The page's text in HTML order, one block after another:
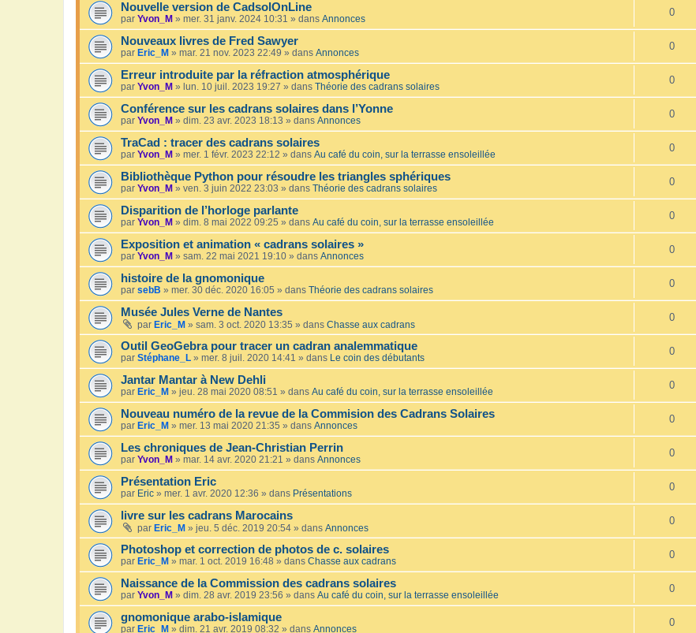
Nouvelle version de CadsolOnLine
par Yvon_M » mer. 31 janv. 2024 10:31 » dans Annonces
0
Nouveaux livres de Fred Sawyer
par Eric_M » mar. 21 nov. 2023 22:49 » dans Annonces
0
Erreur introduite par la réfraction atmosphérique
par Yvon_M » lun. 10 juil. 2023 19:27 » dans Théorie des cadrans solaires
0
Conférence sur les cadrans solaires dans l’Yonne
par Yvon_M » dim. 23 avr. 2023 18:13 » dans Annonces
0
TraCad : tracer des cadrans solaires
par Yvon_M » mer. 1 févr. 2023 22:12 » dans Au café du coin, sur la terrasse ensoleillée
0
Bibliothèque Python pour résoudre les triangles sphériques
par Yvon_M » ven. 3 juin 2022 23:03 » dans Théorie des cadrans solaires
0
Disparition de l’horloge parlante
par Yvon_M » dim. 8 mai 2022 09:25 » dans Au café du coin, sur la terrasse ensoleillée
0
Exposition et animation « cadrans solaires »
par Yvon_M » sam. 22 mai 2021 19:10 » dans Annonces
0
histoire de la gnomonique
par sebB » mer. 30 déc. 2020 16:05 » dans Théorie des cadrans solaires
0
Musée Jules Verne de Nantes
par Eric_M » sam. 3 oct. 2020 13:35 » dans Chasse aux cadrans
0
Outil GeoGebra pour tracer un cadran analemmatique
par Stéphane_L » mer. 8 juil. 2020 14:41 » dans Le coin des débutants
0
Jantar Mantar à New Dehli
par Eric_M » jeu. 28 mai 2020 08:51 » dans Au café du coin, sur la terrasse ensoleillée
0
Nouveau numéro de la revue de la Commision des Cadrans Solaires
par Eric_M » mer. 13 mai 2020 21:35 » dans Annonces
0
Les chroniques de Jean-Christian Perrin
par Yvon_M » mar. 14 avr. 2020 21:21 » dans Annonces
0
Présentation Eric
par Eric » mer. 1 avr. 2020 12:36 » dans Présentations
0
livre sur les cadrans Marocains
par Eric_M » jeu. 5 déc. 2019 20:54 » dans Annonces
0
Photoshop et correction de photos de c. solaires
par Eric_M » mar. 1 oct. 2019 16:48 » dans Chasse aux cadrans
0
Naissance de la Commission des cadrans solaires
par Yvon_M » dim. 28 avr. 2019 23:56 » dans Au café du coin, sur la terrasse ensoleillée
0
gnomonique arabo-islamique
par Eric_M » dim. 21 avr. 2019 08:32 » dans Annonces
0